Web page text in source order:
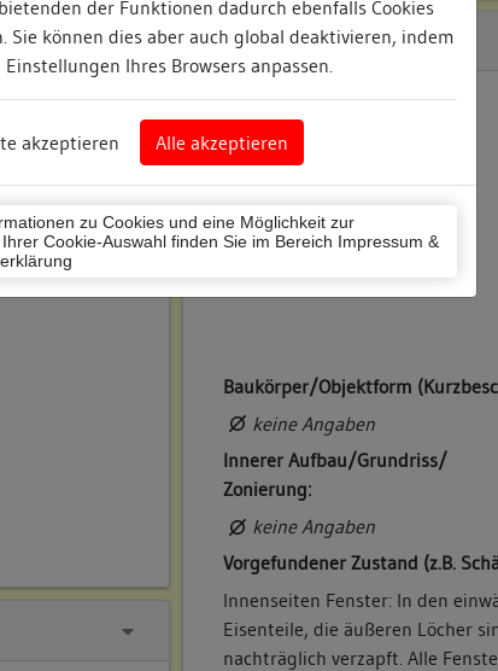
der Funktionen dadurch ebenfalls Cookies
Sie können dies aber auch global deaktivieren, indem
Einstellungen Ihres Browsers anpassen.
akzeptieren Alle akzeptieren
zu Cookies und eine Möglichkeit zur
Cookie-Auswahl finden Sie im Bereich Impressum &
Beschreibung
Umgebung, Lage:
keine Angaben
Lagedetail:
Bauwerkstyp:
Baukörper/Objektform
keine Angaben
Innerer Aufbau/Grundriss/
Zonierung:
keine Angaben
Vorgefundener Zustand (z.B.
Innenseiten Fenster: In den
Eisenteile, die äußeren Löcher
nachträglich verzapft. Alle